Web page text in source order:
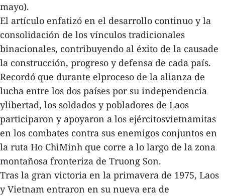
mayo).
El artículo enfatizó en el desarrollo continuo y la
consolidación de los vínculos tradicionales
binacionales, contribuyendo al éxito de la causade
la construcción, progreso y defensa de cada país.
Recordó que durante elproceso de la alianza de
lucha entre los dos países por su independencia
ylibertad, los soldados y pobladores de Laos
participaron y apoyaron a los ejércitosvietnamitas
en los combates contra sus enemigos conjuntos en
la ruta Ho ChiMinh que corre a lo largo de la zona
montañosa fronteriza de Truong Son.
Tras la gran victoria en la primavera de 1975, Laos
y Vietnam entraron en su nueva era de